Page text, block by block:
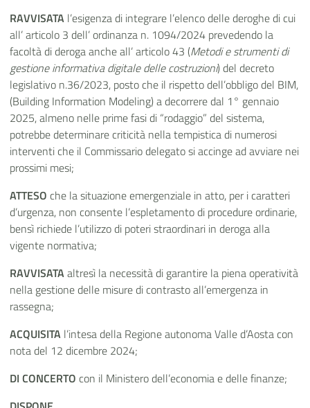
RAVVISATA l’esigenza di integrare l’elenco delle deroghe di cui
all’ articolo 3 dell’ ordinanza n. 1094/2024 prevedendo la
facoltà di deroga anche all’ articolo 43 (Metodi e strumenti di
gestione informativa digitale delle costruzioni) del decreto
legislativo n.36/2023, posto che il rispetto dell’obbligo del BIM,
(Building Information Modeling) a decorrere dal 1° gennaio
2025, almeno nelle prime fasi di “rodaggio” del sistema,
potrebbe determinare criticità nella tempistica di numerosi
interventi che il Commissario delegato si accinge ad avviare nei
prossimi mesi;
ATTESO che la situazione emergenziale in atto, per i caratteri
d’urgenza, non consente l’espletamento di procedure ordinarie,
bensì richiede l’utilizzo di poteri straordinari in deroga alla
vigente normativa;
RAVVISATAaltresì la necessità di garantire la piena operatività
nella gestione delle misure di contrasto all’emergenza in
rassegna;
ACQUISITA l’intesa della Regione autonoma Valle d’Aosta con
nota del 12 dicembre 2024;
DI CONCERTO con il Ministero dell’economia e delle finanze;